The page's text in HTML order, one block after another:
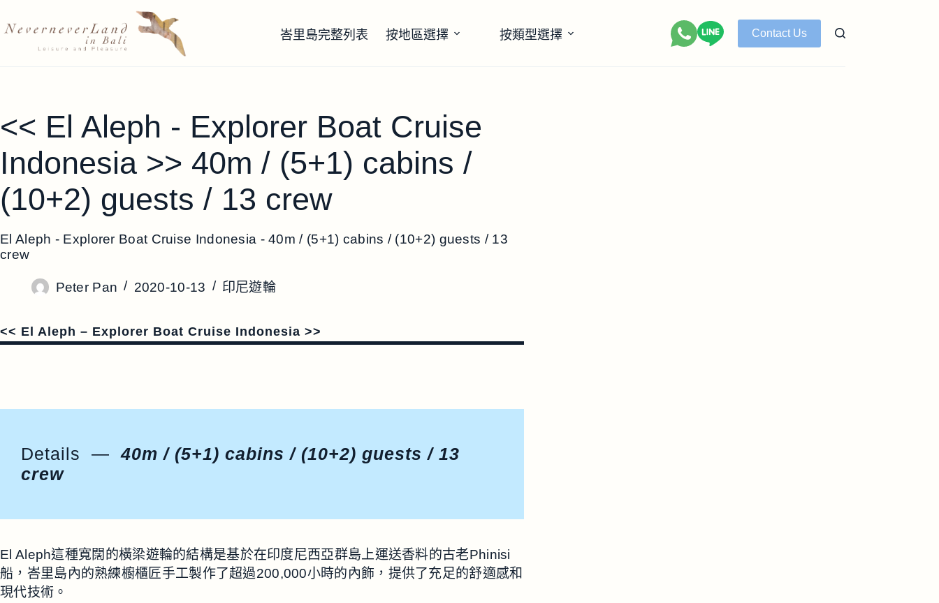
至
峇里島完整列表 按地區選擇 按類型選擇 Contact Us
<< El Aleph - Explorer Boat Cruise
Indonesia >> 40m / (5+1) cabins /
(10+2) guests / 13 crew
El Aleph - Explorer Boat Cruise Indonesia - 40m / (5+1) cabins / (10+2) guests / 13
crew
Peter Pan 2020-10-13 印尼遊輪
<< El Aleph – Explorer Boat Cruise Indonesia >>
Details —40m / (5+1) cabins / (10+2) guests / 13
crew
El Aleph這種寬闊的橫梁遊輪的結構是基於在印度尼西亞群島上運送香料的古老Phinisi
船，峇里島內的熟練櫥櫃匠手工製作了超過200,000小時的內飾，提供了充足的舒適感和
現代技術。